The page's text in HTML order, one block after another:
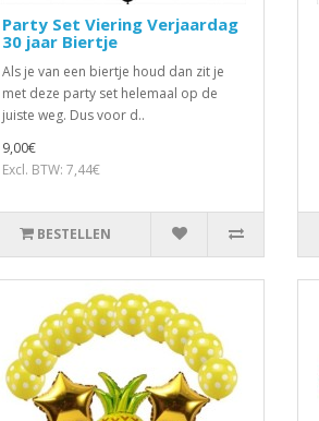
Party Set Viering Verjaardag
30 jaar Biertje
Als je van een biertje houd dan zit je
met deze party set helemaal op de
juiste weg. Dus voor d..
9,00€
Excl. BTW: 7,44€
BESTELLEN